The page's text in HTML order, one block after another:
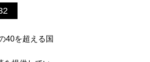
40を超える国